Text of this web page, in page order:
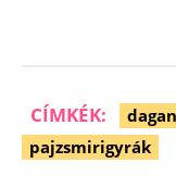
CÍMKÉK:
pajzsmirigyrák